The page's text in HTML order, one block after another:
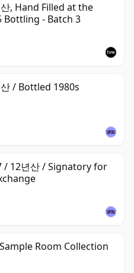
, Hand Filled at the
Bottling - Batch 3
/ Bottled 1980s
/ 12년산 / Signatory for
Room Collection